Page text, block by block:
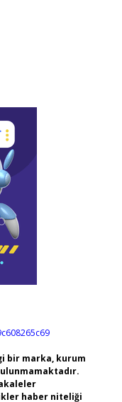
bir marka, kurum
haber niteliği